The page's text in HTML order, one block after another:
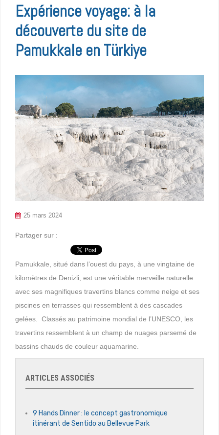
Expérience voyage: à la
découverte du site de
Pamukkale en Türkiye
25 mars 2024
Partager sur :
Pamukkale, situé dans l’ouest du pays, à une vingtaine de
kilomètres de Denizli, est une véritable merveille naturelle
avec ses magnifiques travertins blancs comme neige et ses
piscines en terrasses qui ressemblent à des cascades
gelées. Classés au patrimoine mondial de l’UNESCO, les
travertins ressemblent à un champ de nuages parsemé de
bassins chauds de couleur aquamarine.
ARTICLES ASSOCIÉS
9 Hands Dinner : le concept gastronomique
itinérant de Sentido au Bellevue Park